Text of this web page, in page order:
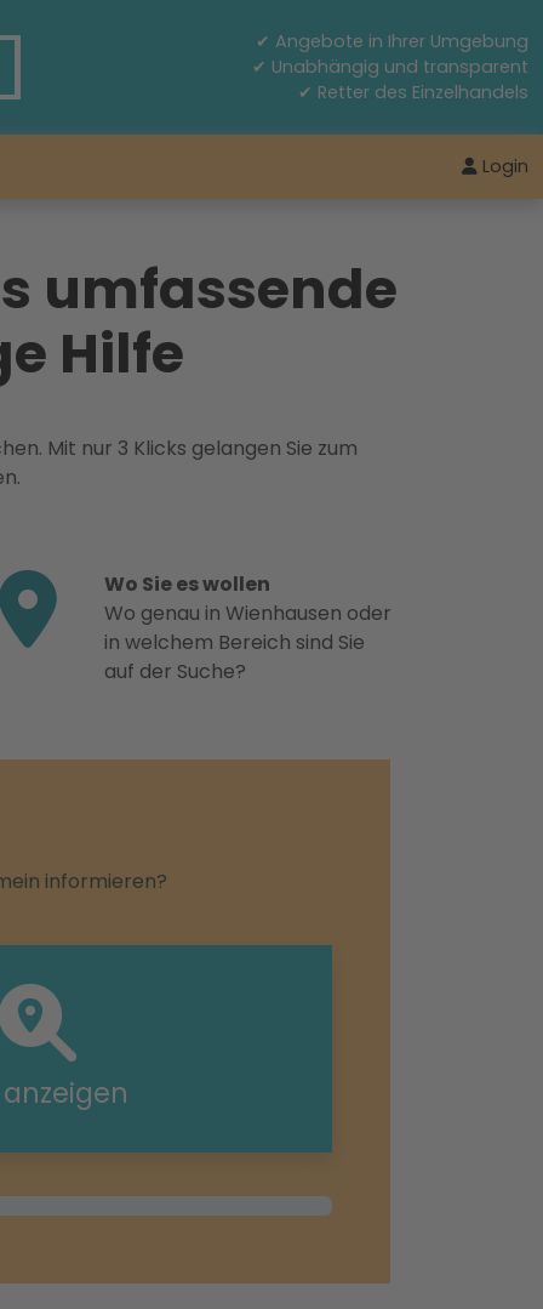
✔ Angebote in Ihrer Umgebung
✔ Unabhängig und transparent
✔ Retter des Einzelhandels
Login
umfassende
Hilfe
Mit nur 3 Klicks gelangen Sie zum
Wo Sie es wollen
Wo genau in Wienhausen oder
in welchem Bereich sind Sie
auf der Suche?
informieren?